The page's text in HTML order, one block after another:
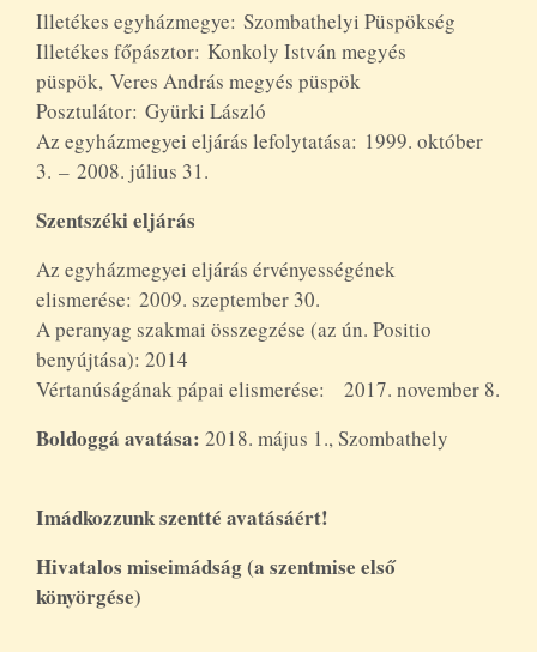
Illetékes egyházmegye: Szombathelyi Püspökség
Illetékes főpásztor: Konkoly István megyés
püspök, Veres András megyés püspök
Posztulátor: Gyürki László
Az egyházmegyei eljárás lefolytatása: 1999. október
3. – 2008. július 31.
Szentszéki eljárás
Az egyházmegyei eljárás érvényességének
elismerése: 2009. szeptember 30.
A peranyag szakmai összegzése (az ún. Positio
benyújtása): 2014
Vértanúságának pápai elismerése: 2017. november 8.
Boldoggá avatása: 2018. május 1., Szombathely
Imádkozzunk szentté avatásáért!
Hivatalos miseimádság (a szentmise első
könyörgése)